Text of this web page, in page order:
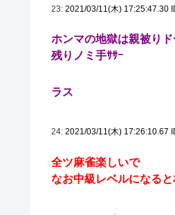
23: 2021/03/11(木) 17:25:47.30
ホンマの地獄は親被り
残りノミ手ｻｻｰ
ラス
24: 2021/03/11(木) 17:26:10.67
全ツ麻雀楽しいで
なお中級レベルになる